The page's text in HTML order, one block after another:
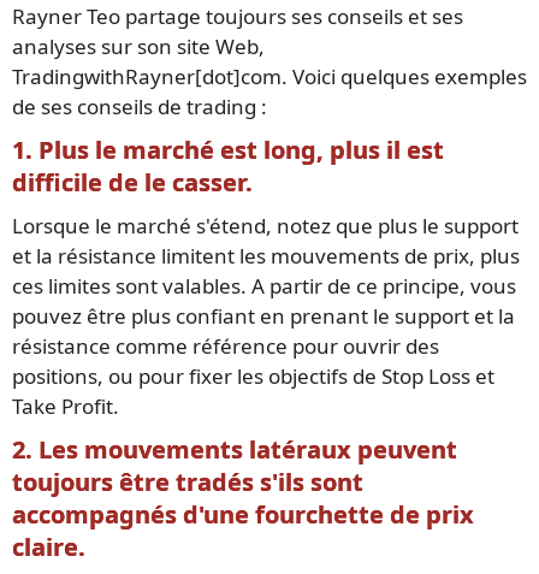
Rayner Teo partage toujours ses conseils et ses
analyses sur son site Web,
TradingwithRayner[dot]com. Voici quelques exemples
de ses conseils de trading :
1. Plus le marché est long, plus il est
difficile de le casser.
Lorsque le marché s'étend, notez que plus le support
et la résistance limitent les mouvements de prix, plus
ces limites sont valables. A partir de ce principe, vous
pouvez être plus confiant en prenant le support et la
résistance comme référence pour ouvrir des
positions, ou pour fixer les objectifs de Stop Loss et
Take Profit.
2. Les mouvements latéraux peuvent
toujours être tradés s'ils sont
accompagnés d'une fourchette de prix
claire.